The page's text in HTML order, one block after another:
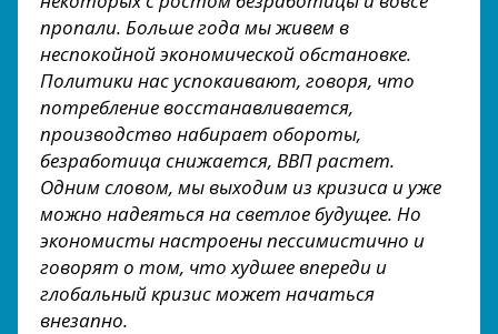
пропали. Больше года мы живем в
неспокойной экономической обстановке.
Политики нас успокаивают, говоря, что
потребление восстанавливается,
производство набирает обороты,
безработица снижается, ВВП растет.
Одним словом, мы выходим из кризиса и уже
можно надеяться на светлое будущее. Но
экономисты настроены пессимистично и
говорят о том, что худшее впереди и
глобальный кризис может начаться
внезапно.